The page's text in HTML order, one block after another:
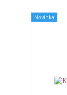
Novinka